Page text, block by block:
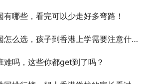
哪些，看完可以少走好多弯路！
么选，孩子到香港上学需要注意什么？
难吗，这些你都get到了吗？